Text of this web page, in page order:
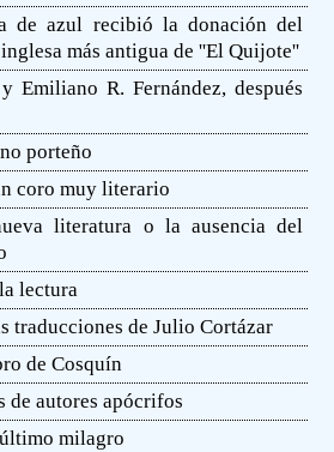
de azul recibió la donación del
más antigua de ''El Quijote''
Emiliano R. Fernández, después
porteño
coro muy literario
literatura o la ausencia del
lectura
traducciones de Julio Cortázar
de Cosquín
de autores apócrifos
milagro